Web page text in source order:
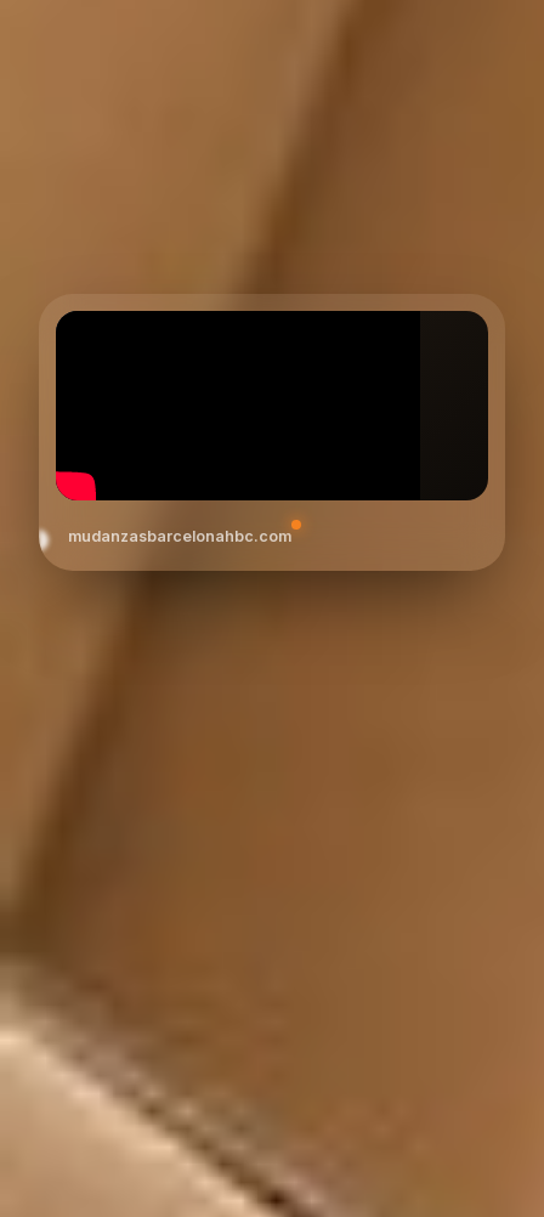
mudanzasbarcelonahbc.com